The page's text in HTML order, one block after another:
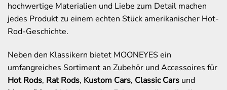
hochwertige Materialien und Liebe zum Detail machen
jedes Produkt zu einem echten Stück amerikanischer Hot-
Rod-Geschichte.
Neben den Klassikern bietet MOONEYES ein
umfangreiches Sortiment an Zubehör und Accessoires für
Hot Rods, Rat Rods, Kustom Cars, Classic Cars und